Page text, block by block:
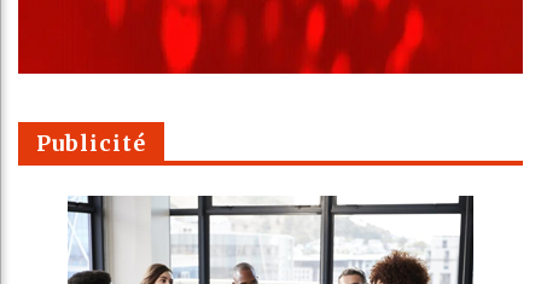
Publicité